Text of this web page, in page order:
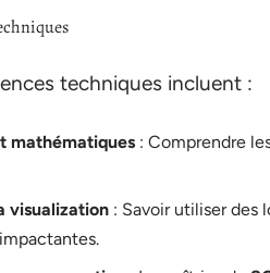
techniques incluent :
mathématiques : Comprendre
visualization : Savoir utiliser des